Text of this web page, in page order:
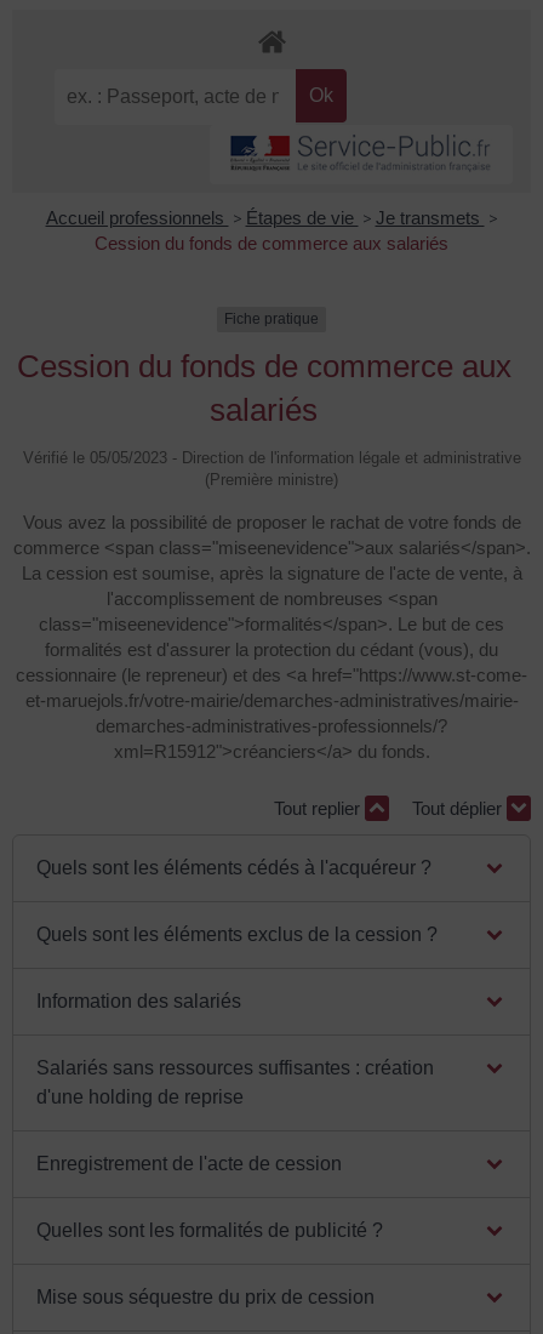
Accueil professionnels > Étapes de vie > Je transmets >
Cession du fonds de commerce aux salariés
Fiche pratique
Cession du fonds de commerce aux
salariés
Vérifié le 05/05/2023 - Direction de l'information légale et administrative
(Première ministre)
Vous avez la possibilité de proposer le rachat de votre fonds de
commerce <span class="miseenevidence">aux salariés</span>.
La cession est soumise, après la signature de l'acte de vente, à
l'accomplissement de nombreuses <span
class="miseenevidence">formalités</span>. Le but de ces
formalités est d'assurer la protection du cédant (vous), du
cessionnaire (le repreneur) et des <a href="https://www.st-come-
et-maruejols.fr/votre-mairie/demarches-administratives/mairie-
demarches-administratives-professionnels/?
xml=R15912">créanciers</a> du fonds.
Tout replier Tout déplier
Quels sont les éléments cédés à l'acquéreur ?
Quels sont les éléments exclus de la cession ?
Information des salariés
Salariés sans ressources suffisantes : création
d'une holding de reprise
Enregistrement de l'acte de cession
Quelles sont les formalités de publicité ?
Mise sous séquestre du prix de cession